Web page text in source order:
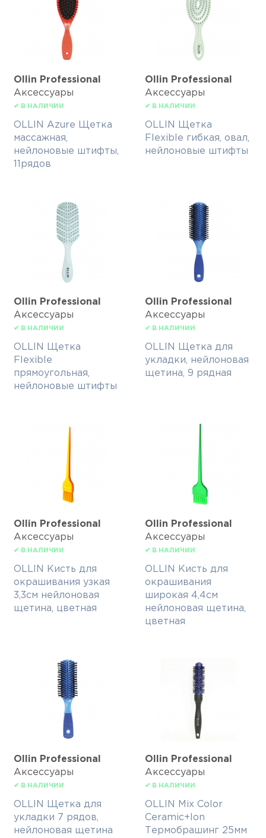
Ollin Professional
Аксессуары
✔ В НАЛИЧИИ
OLLIN Azure Щетка
массажная,
нейлоновые штифты,
11рядов
Ollin Professional
Аксессуары
✔ В НАЛИЧИИ
OLLIN Щетка
Flexible гибкая, овал,
нейлоновые штифты
Ollin Professional
Аксессуары
✔ В НАЛИЧИИ
OLLIN Щетка
Flexible
прямоугольная,
нейлоновые штифты
Ollin Professional
Аксессуары
✔ В НАЛИЧИИ
OLLIN Щетка для
укладки, нейлоновая
щетина, 9 рядная
Ollin Professional
Аксессуары
✔ В НАЛИЧИИ
OLLIN Кисть для
окрашивания узкая
3,3см нейлоновая
щетина, цветная
Ollin Professional
Аксессуары
✔ В НАЛИЧИИ
OLLIN Кисть для
окрашивания
широкая 4,4см
нейлоновая щетина,
цветная
Ollin Professional
Аксессуары
✔ В НАЛИЧИИ
OLLIN Щетка для
укладки 7 рядов,
нейлоновая щетина
Ollin Professional
Аксессуары
✔ В НАЛИЧИИ
OLLIN Mix Color
Ceramic+Ion
Термобрашинг 25мм